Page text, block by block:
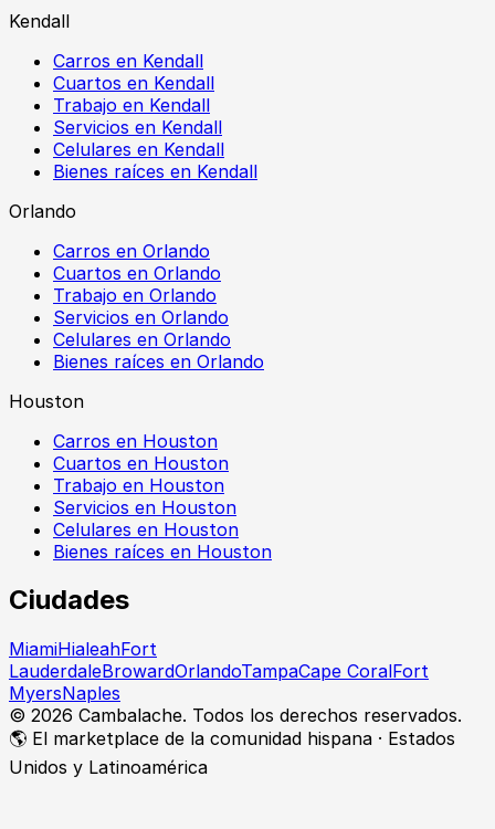
Kendall
Carros en Kendall
Cuartos en Kendall
Trabajo en Kendall
Servicios en Kendall
Celulares en Kendall
Bienes raíces en Kendall
Orlando
Carros en Orlando
Cuartos en Orlando
Trabajo en Orlando
Servicios en Orlando
Celulares en Orlando
Bienes raíces en Orlando
Houston
Carros en Houston
Cuartos en Houston
Trabajo en Houston
Servicios en Houston
Celulares en Houston
Bienes raíces en Houston
Ciudades
MiamiHialeahFort
LauderdaleBrowardOrlandoTampaCape CoralFort
MyersNaples
© 2026 Cambalache. Todos los derechos reservados.
🌎 El marketplace de la comunidad hispana · Estados
Unidos y Latinoamérica